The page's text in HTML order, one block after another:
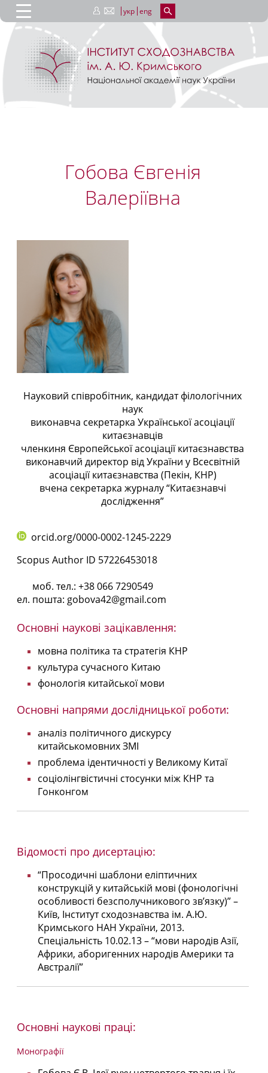
укр eng
Гобова Євгенія
Валеріївна
Науковий співробітник, кандидат філологічних
наук
виконавча секретаркаУкраїнської асоціації
китаєзнавців
членкиня Європейської асоціації китаєзнавства
виконавчий директор від України у Всесвітній
асоціації китаєзнавства (Пекін, КНР)
вчена секретарка журналу“Китаєзнавчі
дослідження”
orcid.org/0000-0002-1245-2229
Scopus Author ID 57226453018
моб. тел.: +38 066 7290549
ел. пошта: gobova42@gmail.com
Основні наукові зацікавлення:
мовна політика та стратегія КНР
культура сучасного Китаю
фонологія китайської мови
Основні напрями дослідницької роботи:
аналіз політичного дискурсу
китайськомовних ЗМІ
проблема ідентичності у Великому Китаї
соціолінгвістичні стосунки між КНР та
Гонконгом
Відомості про дисертацію:
“Просодичні шаблони еліптичних
конструкцій у китайській мові (фонологічні
особливості безсполучникового зв’язку)” –
Київ, Інститут сходознавства ім. А.Ю.
Кримського НАН України, 2013.
Спеціальність 10.02.13 – “мови народів Азії,
Африки, аборигенних народів Америки та
Австралії”
Основні наукові праці:
Монографії